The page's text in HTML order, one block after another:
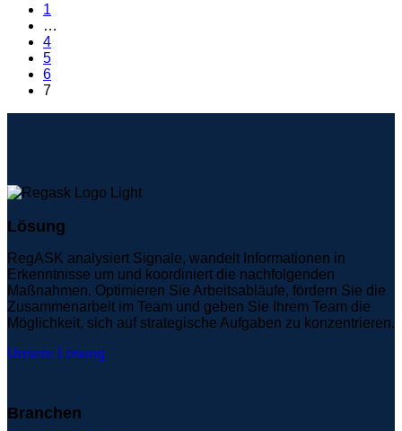
1
…
4
5
6
7
Lösung
RegASK analysiert Signale, wandelt Informationen in
Erkenntnisse um und koordiniert die nachfolgenden
Maßnahmen. Optimieren Sie Arbeitsabläufe, fördern Sie die
Zusammenarbeit im Team und geben Sie Ihrem Team die
Möglichkeit, sich auf strategische Aufgaben zu konzentrieren.
Unsere Lösung
Branchen